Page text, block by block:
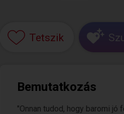
Tetszik
Bemutatkozás
"Onnan tudod, hogy baromi jó